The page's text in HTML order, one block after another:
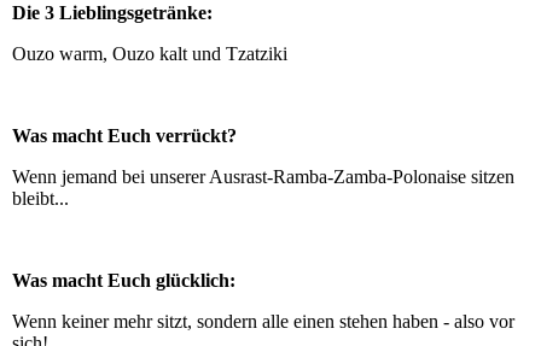
Die 3 Lieblingsgetränke:
Ouzo warm, Ouzo kalt und Tzatziki
Was macht Euch verrückt?
Wenn jemand bei unserer Ausrast-Ramba-Zamba-Polonaise sitzen
bleibt...
Was macht Euch glücklich:
Wenn keiner mehr sitzt, sondern alle einen stehen haben - also vor